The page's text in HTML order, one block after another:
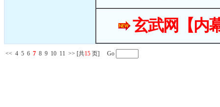
玄武网【内
<< 4 5 6 7 8 9 10 11 >> [共15 页] Go